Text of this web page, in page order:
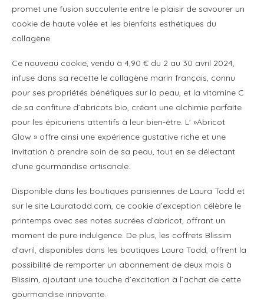
promet une fusion succulente entre le plaisir de savourer un
cookie de haute volée et les bienfaits esthétiques du
collagène.
Ce nouveau cookie, vendu à 4,90 € du 2 au 30 avril 2024,
infuse dans sa recette le collagène marin français, connu
pour ses propriétés bénéfiques sur la peau, et la vitamine C
de sa confiture d’abricots bio, créant une alchimie parfaite
pour les épicuriens attentifs à leur bien-être. L' »Abricot
Glow » offre ainsi une expérience gustative riche et une
invitation à prendre soin de sa peau, tout en se délectant
d’une gourmandise artisanale.
Disponible dans les boutiques parisiennes de Laura Todd et
sur le site Lauratodd.com, ce cookie d’exception célèbre le
printemps avec ses notes sucrées d’abricot, offrant un
moment de pure indulgence. De plus, les coffrets Blissim
d’avril, disponibles dans les boutiques Laura Todd, offrent la
possibilité de remporter un abonnement de deux mois à
Blissim, ajoutant une touche d’excitation à l’achat de cette
gourmandise innovante.